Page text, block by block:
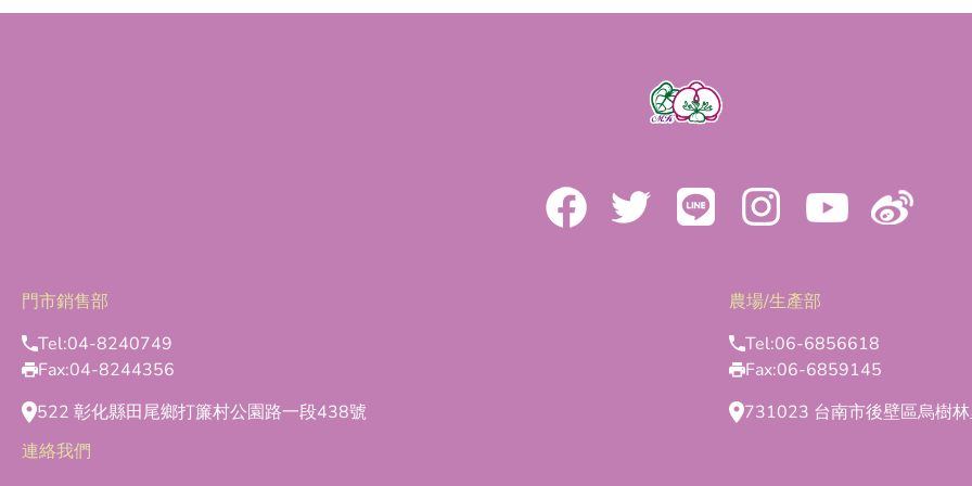
門市銷售部
Tel:04-8240749
Fax:04-8244356
522 彰化縣田尾鄉打簾村公園路一段438號
農場/生產部
Tel:06-6856618
Fax:06-6859145
731023 台南市後壁區烏樹
連絡我們